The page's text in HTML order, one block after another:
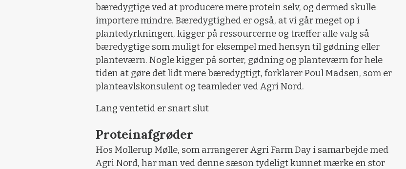
bæredygtige ved at producere mere protein selv, og dermed skulle
importere mindre. Bæredygtighed er også, at vi går meget op i
plantedyrkningen, kigger på ressourcerne og træffer alle valg så
bæredygtige som muligt for eksempel med hensyn til gødning eller
planteværn. Nogle kigger på sorter, gødning og planteværn for hele
tiden at gøre det lidt mere bæredygtigt, forklarer Poul Madsen, som er
planteavlskonsulent og teamleder ved Agri Nord.
Lang ventetid er snart slut
Proteinafgrøder
Hos Mollerup Mølle, som arrangerer Agri Farm Day i samarbejde med
Agri Nord, har man ved denne sæson tydeligt kunnet mærke en stor